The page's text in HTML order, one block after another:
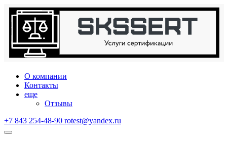
О компании
Контакты
еще
Отзывы
+7 843 254-48-90 rotest@yandex.ru